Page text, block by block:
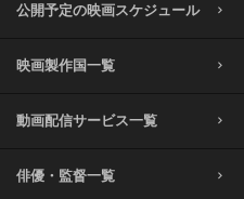
公開予定の映画スケジュール
映画製作国一覧
動画配信サービス一覧
俳優・監督一覧